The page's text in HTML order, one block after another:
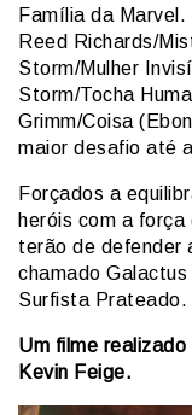
Família da Marvel.
Reed Richards/
Storm/Mulher
Storm/Tocha
Grimm/Coisa
maior desafio até
Forçados a
heróis com a
terão de defender
chamado
Surfista Prateado.
Um filme
Kevin Feige.